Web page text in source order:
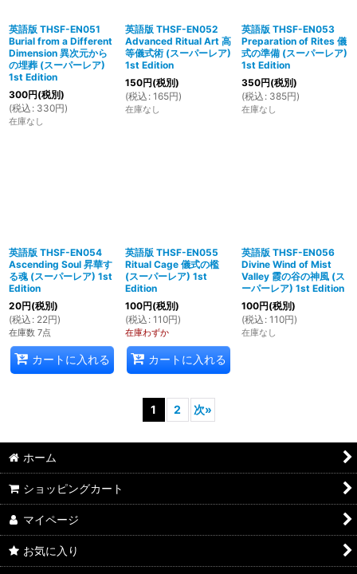
英語版 THSF-EN051
Burial from a Different
Dimension 異次元から
の埋葬 (スーパーレア)
1st Edition
300円(税別)
(税込 : 330円)
在庫なし
英語版 THSF-EN052
Advanced Ritual Art 高
等儀式術 (スーパーレア)
1st Edition
150円(税別)
(税込 : 165円)
在庫なし
英語版 THSF-EN053
Preparation of Rites 儀
式の準備 (スーパーレア)
1st Edition
350円(税別)
(税込 : 385円)
在庫なし
英語版 THSF-EN054
Ascending Soul 昇華す
る魂 (スーパーレア) 1st
Edition
20円(税別)
(税込 : 22円)
在庫数 7点
カートに入れる
英語版 THSF-EN055
Ritual Cage 儀式の檻
(スーパーレア) 1st
Edition
100円(税別)
(税込 : 110円)
在庫わずか
カートに入れる
英語版 THSF-EN056
Divine Wind of Mist
Valley 霞の谷の神風 (ス
ーパーレア) 1st Edition
100円(税別)
(税込 : 110円)
在庫なし
1 2 次»
ホーム
ショッピングカート
マイページ
お気に入り